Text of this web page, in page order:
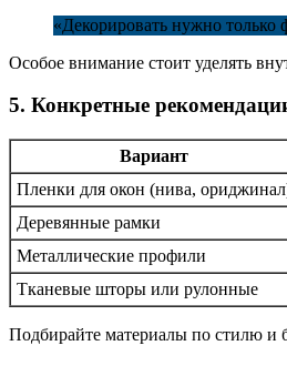
«Декорировать нужно
Особое внимание стоит уделять
5. Конкретные
Вариант
Пленки для окон (нива,
Деревянные рамки
Металлические профили
Тканевые шторы или рулонные
Подбирайте материалы по стилю и